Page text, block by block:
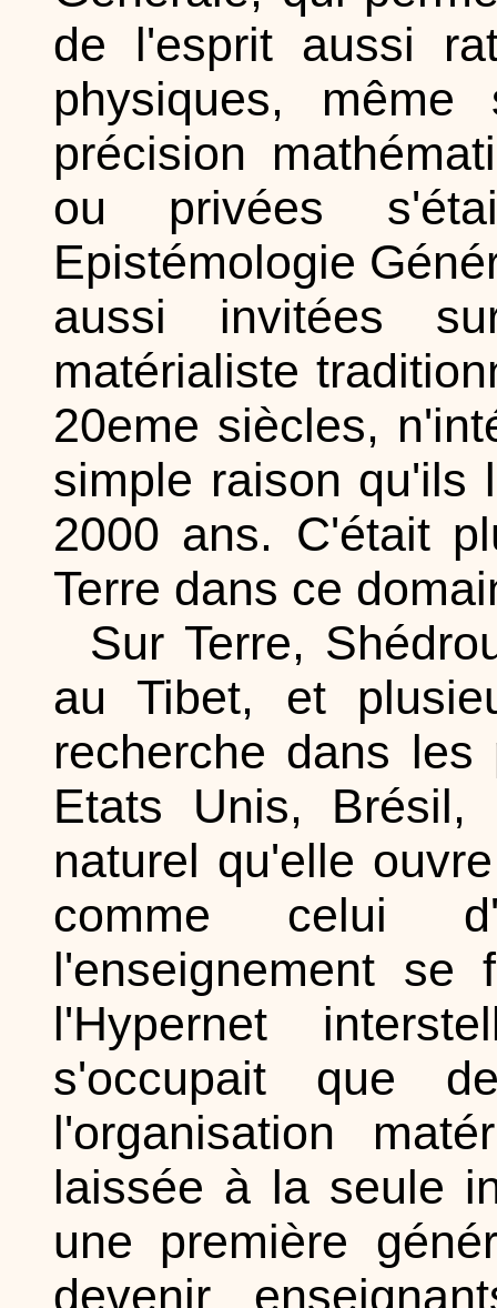
de l'esprit aussi
physiques,
précision
ou privées
Epistémologie
aussi invitées
matérialiste
20eme siècles,
simple raison qu'ils
2000 ans. C'était
Terre dans ce
Sur Terre,
au Tibet, et
recherche dans
Etats Unis,
naturel qu'elle
comme celui
l'enseignement se
l'Hypernet
s'occupait que
l'organisation
laissée à la seule
une première
devenir